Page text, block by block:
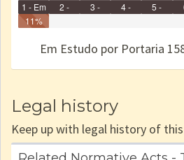
1 - Em
Identificação
2 -
3 -
4 -
5 -
11%
Em Estudo por Portaria
Legal history
Keep up with legal history of